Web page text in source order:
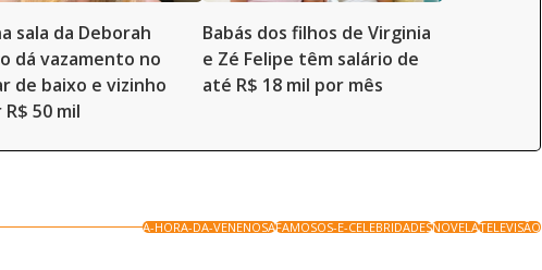
sala da Deborah
dá vazamento no
de baixo e vizinho
50 mil
Babás dos filhos de Virginia
e Zé Felipe têm salário de
até R$ 18 mil por mês
A-HORA-DA-VENENOSAFAMOSOS-E-CELEBRIDADESNOVELATELEVISÃO